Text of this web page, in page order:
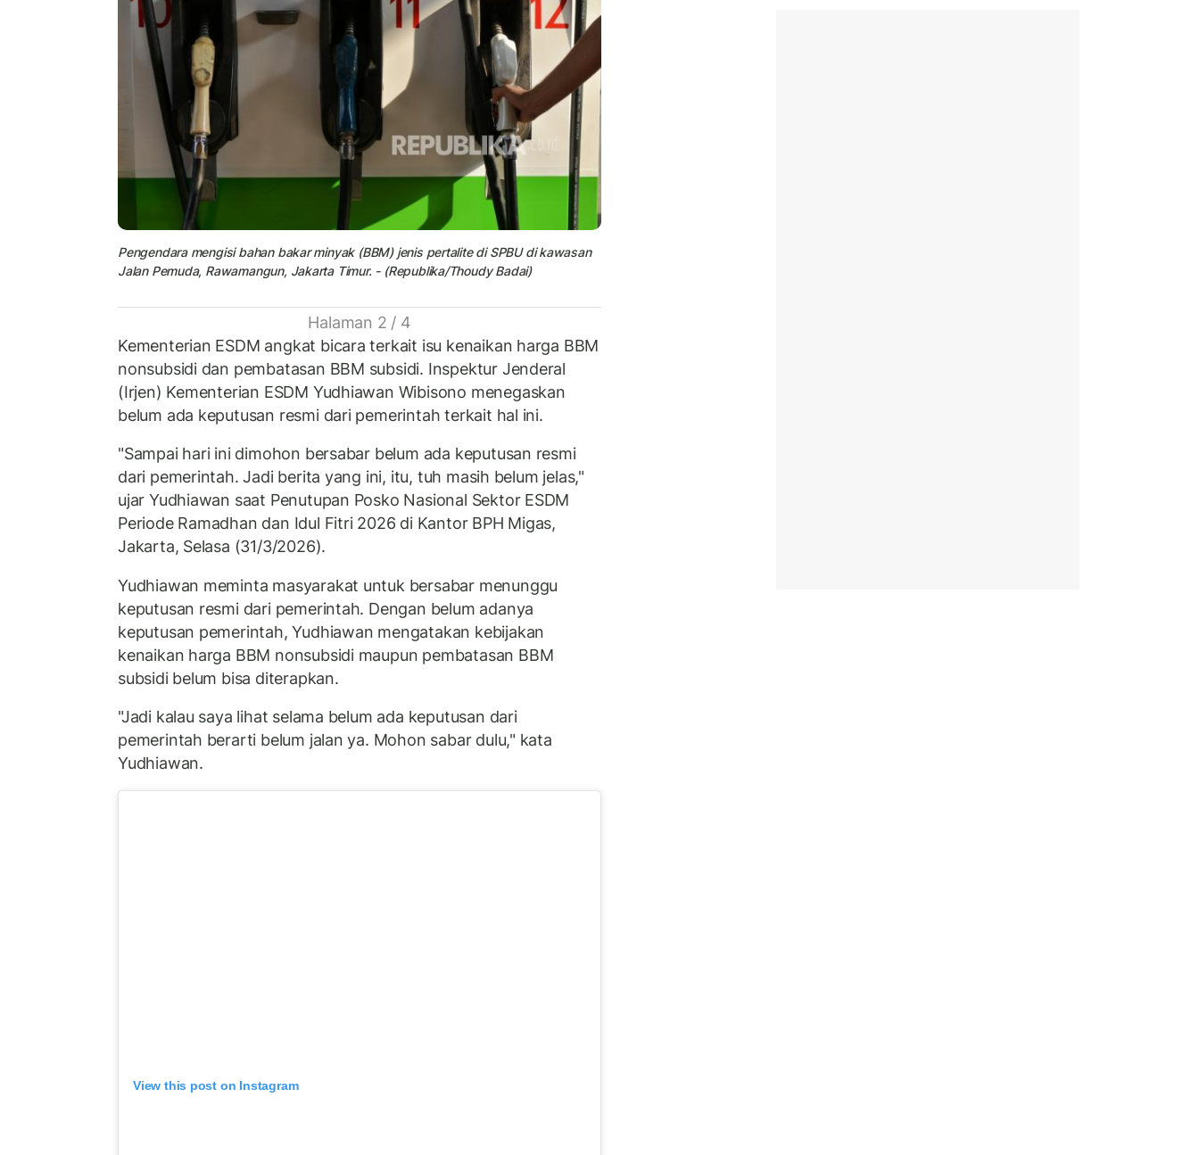
Pengendara mengisi bahan bakar minyak (BBM) jenis pertalite di SPBU di kawasan
Jalan Pemuda, Rawamangun, Jakarta Timur. - (Republika/Thoudy Badai)
Halaman 2 / 4
Kementerian ESDM angkat bicara terkait isu kenaikan harga BBM
nonsubsidi dan pembatasan BBM subsidi. Inspektur Jenderal
(Irjen) Kementerian ESDM Yudhiawan Wibisono menegaskan
belum ada keputusan resmi dari pemerintah terkait hal ini.
"Sampai hari ini dimohon bersabar belum ada keputusan resmi
dari pemerintah. Jadi berita yang ini, itu, tuh masih belum jelas,"
ujar Yudhiawan saat Penutupan Posko Nasional Sektor ESDM
Periode Ramadhan dan Idul Fitri 2026 di Kantor BPH Migas,
Jakarta, Selasa (31/3/2026).
Yudhiawan meminta masyarakat untuk bersabar menunggu
keputusan resmi dari pemerintah. Dengan belum adanya
keputusan pemerintah, Yudhiawan mengatakan kebijakan
kenaikan harga BBM nonsubsidi maupun pembatasan BBM
subsidi belum bisa diterapkan.
"Jadi kalau saya lihat selama belum ada keputusan dari
pemerintah berarti belum jalan ya. Mohon sabar dulu," kata
Yudhiawan.
View this post on Instagram